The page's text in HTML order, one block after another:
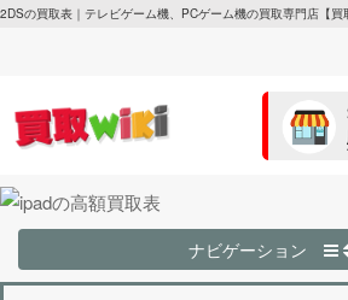
2DSの買取表｜テレビゲーム機、PCゲーム機の買取専門店【買
ナビゲーション